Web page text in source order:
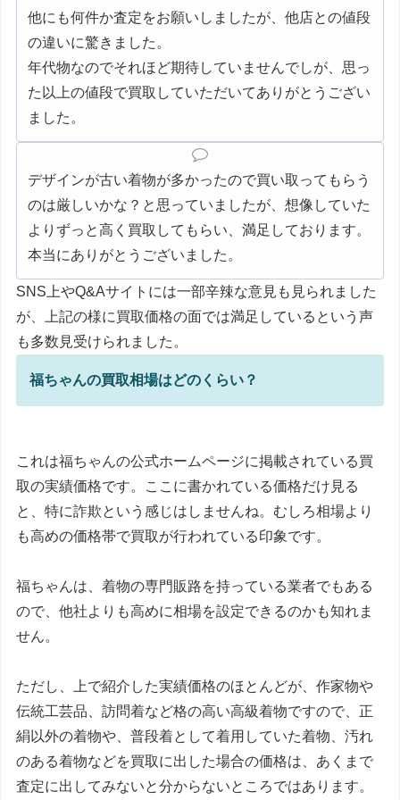
他にも何件か査定をお願いしましたが、他店との値段
の違いに驚きました。
年代物なのでそれほど期待していませんでしが、思っ
た以上の値段で買取していただいてありがとうござい
ました。
デザインが古い着物が多かったので買い取ってもらう
のは厳しいかな？と思っていましたが、想像していた
よりずっと高く買取してもらい、満足しております。
本当にありがとうございました。
SNS上やQ&Aサイトには一部辛辣な意見も見られました
が、上記の様に買取価格の面では満足しているという声
も多数見受けられました。
福ちゃんの買取相場はどのくらい？
これは福ちゃんの公式ホームページに掲載されている買
取の実績価格です。ここに書かれている価格だけ見る
と、特に詐欺という感じはしませんね。 むしろ相場より
も高めの価格帯で買取が行われている印象です。
福ちゃんは、着物の専門販路を持っている業者でもある
ので、他社よりも高めに相場を設定できるのかも知れま
せん。
ただし、上で紹介した実績価格のほとんどが、作家物や
伝統工芸品、訪問着など格の高い高級着物ですので、正
絹以外の着物や、普段着として着用していた着物、汚れ
のある着物などを買取に出した場合の価格は、あくまで
査定に出してみないと分からないところではあります。